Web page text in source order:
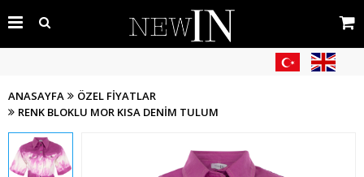
ANASAYFA
ÖZEL FIYATLAR
RENK BLOKLU MOR KISA DENIM TULUM